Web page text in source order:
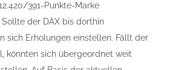
391-Punkte-Marke
der DAX bis dorthin
sich Erholungen einstellen. Fällt der
könnten sich übergeordnet weit